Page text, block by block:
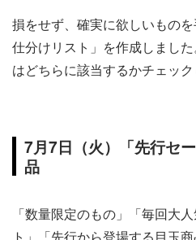
損をせず、確実に欲しいもの
仕分けリスト」を作成しまし
はどちらに該当するかチェック
7月7日（火）「先行セ
品
「数量限定のもの」「毎回大